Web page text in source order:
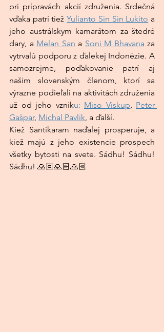
pri prípravách akcií združenia. Srdečná
vďaka patrí tiež Yulianto Sin Sin Lukito a
jeho austrálskym kamarátom za štedré
dary, a Melan San a Soni M Bhavana za
vytrvalú podporu z ďalekej Indonézie. A
samozrejme, poďakovanie patrí aj
našim slovenským členom, ktorí sa
výrazne podieľali na aktivitách združenia
už od jeho vzniku: Miso Viskup, Peter
Gašpar, Michal Pavlik, a ďalší.
Kiež Santikaram naďalej prosperuje, a
kiež majú z jeho existencie prospech
všetky bytosti na svete. Sádhu! Sádhu!
Sádhu! 🙏🏻🙏🏻🙏🏻